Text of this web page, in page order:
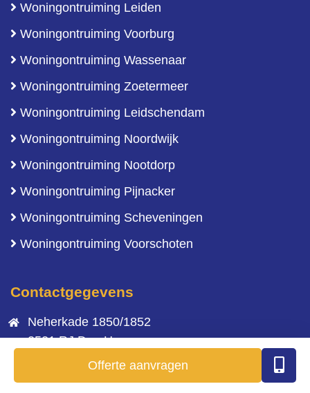
Offerte aanvragen
Woningontruiming Leiden
Woningontruiming Voorburg
Woningontruiming Wassenaar
Woningontruiming Zoetermeer
Woningontruiming Leidschendam
Woningontruiming Noordwijk
Woningontruiming Nootdorp
Woningontruiming Pijnacker
Woningontruiming Scheveningen
Woningontruiming Voorschoten
Contactgegevens
Neherkade 1850/1852
2521 RJ Den Haag
+31 (0)6 4610 1036